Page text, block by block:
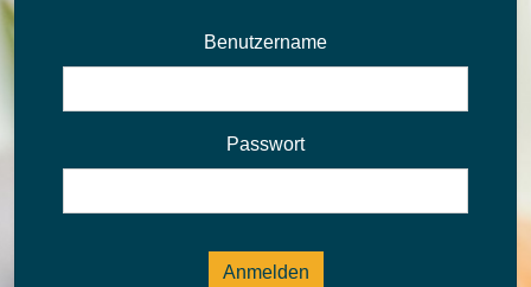
Benutzername
Passwort
Anmelden